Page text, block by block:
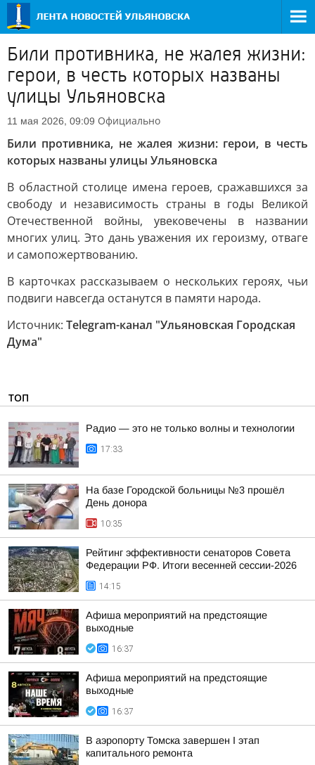
Били противника, не жалея жизни:
герои, в честь которых названы
улицы Ульяновска
11 мая 2026, 09:09 Официально
Били противника, не жалея жизни: герои, в честь
которых названы улицы Ульяновска
В областной столице имена героев, сражавшихся за
свободу и независимость страны в годы Великой
Отечественной войны, увековечены в названии
многих улиц. Это дань уважения их героизму, отваге
и самопожертвованию.
В карточках рассказываем о нескольких героях, чьи
подвиги навсегда останутся в памяти народа.
Источник: Telegram-канал "Ульяновская Городская
Дума"
ТОП
Радио — это не только волны и технологии
17:33
На базе Городской больницы №3 прошёл
День донора
10:35
Рейтинг эффективности сенаторов Совета
Федерации РФ. Итоги весенней сессии-2026
14:15
Афиша мероприятий на предстоящие
выходные
16:37
Афиша мероприятий на предстоящие
выходные
16:37
В аэропорту Томска завершен I этап
капитального ремонта